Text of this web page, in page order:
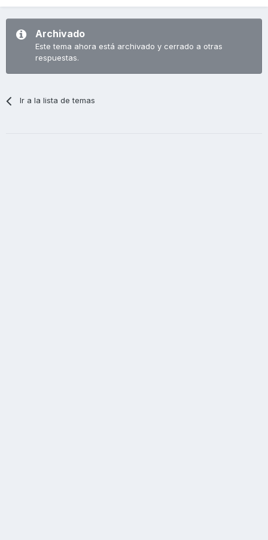
Archivado
Este tema ahora está archivado y cerrado a otras
respuestas.
Ir a la lista de temas